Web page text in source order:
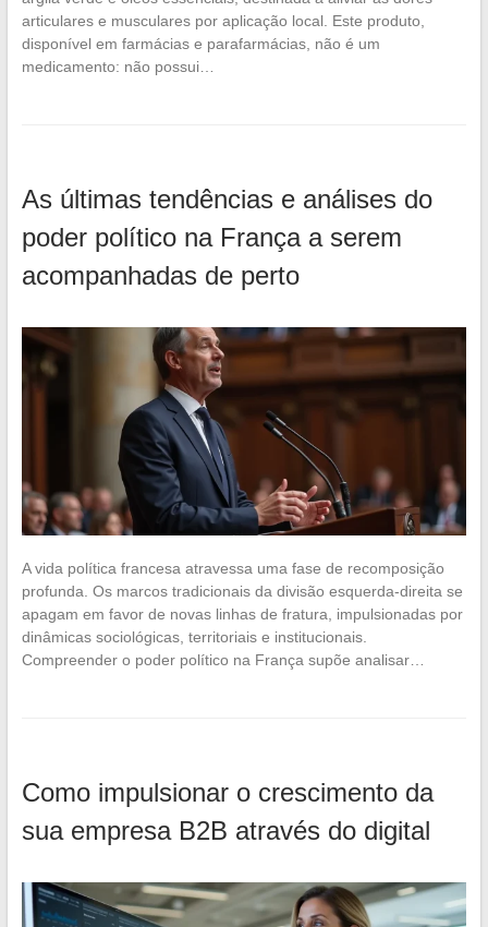
articulares e musculares por aplicação local. Este produto,
disponível em farmácias e parafarmácias, não é um
medicamento: não possui…
As últimas tendências e análises do
poder político na França a serem
acompanhadas de perto
A vida política francesa atravessa uma fase de recomposição
profunda. Os marcos tradicionais da divisão esquerda-direita se
apagam em favor de novas linhas de fratura, impulsionadas por
dinâmicas sociológicas, territoriais e institucionais.
Compreender o poder político na França supõe analisar…
Como impulsionar o crescimento da
sua empresa B2B através do digital